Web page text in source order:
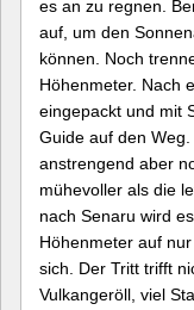
es an zu regnen.
auf, um den
können. Noch
Höhenmeter. Nach
eingepackt und mit
Guide auf den
anstrengend aber
mühevoller als die
nach Senaru wird
Höhenmeter auf
sich. Der Tritt trifft
Vulkangeröll, viel